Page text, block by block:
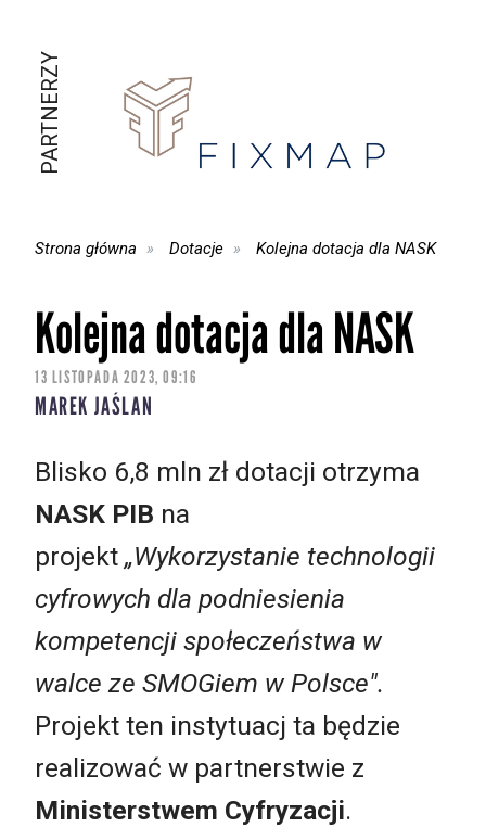
PARTNERZY
Strona główna Dotacje Kolejna dotacja dla NASK
Kolejna dotacja dla NASK
13 LISTOPADA 2023, 09:16
MAREK JAŚLAN
Blisko 6,8 mln zł dotacji otrzyma
NASK PIB na
projekt „Wykorzystanie technologii
cyfrowych dla podniesienia
kompetencji społeczeństwa w
walce ze SMOGiem w Polsce".
Projekt ten instytuacj ta będzie
realizować w partnerstwie z
Ministerstwem Cyfryzacji.